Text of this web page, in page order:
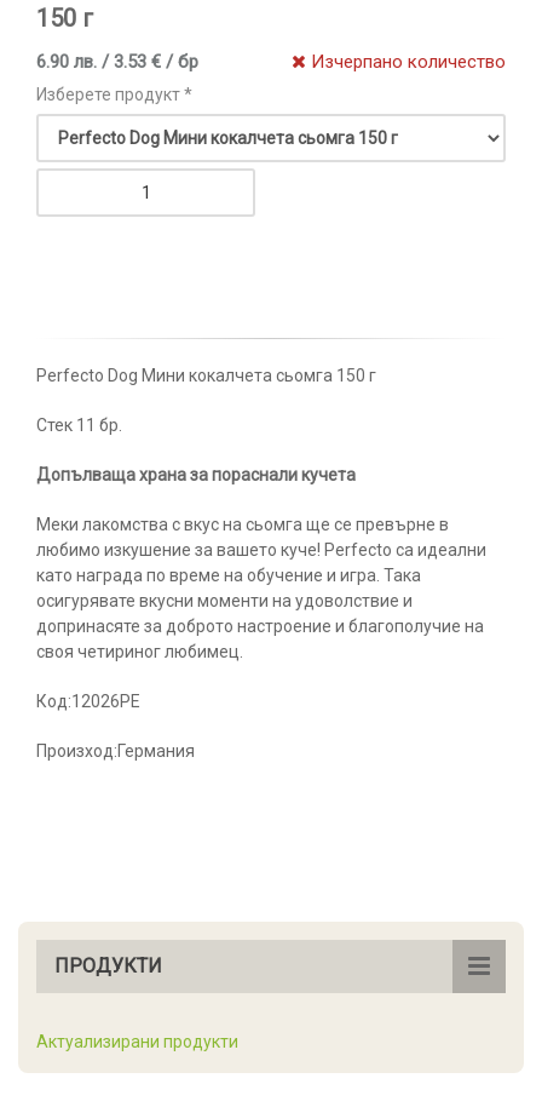
150 г
6.90 лв. / 3.53 € / бр Изчерпано количество
Изберете продукт *
Perfecto Dog Мини кокалчета сьомга 150 г
Стек 11 бр.
Допълваща храна за пораснали кучета
Меки лакомства с вкус на сьомга ще се превърне в
любимо изкушение за вашето куче! Perfecto са идеални
като награда по време на обучение и игра. Така
осигурявате вкусни моменти на удоволствие и
допринасяте за доброто настроение и благополучие на
своя четириног любимец.
Код:12026PE
Произход:Германия
ПРОДУКТИ
Актуализирани продукти